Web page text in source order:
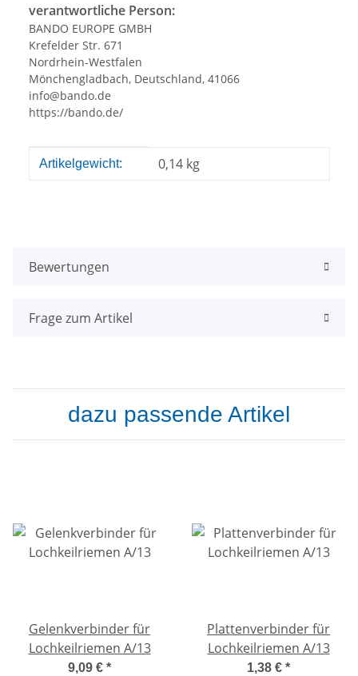
verantwortliche Person:
BANDO EUROPE GMBH
Krefelder Str. 671
Nordrhein-Westfalen
Mönchengladbach, Deutschland, 41066
info@bando.de
https://bando.de/
Produkteigenschaft
Wert
Artikelgewicht: 0,14 kg
Bewertungen
Frage zum Artikel
dazu passende Artikel
Gelenkverbinder für
Lochkeilriemen A/13
9,09 € *
Plattenverbinder für
Lochkeilriemen A/13
1,38 € *